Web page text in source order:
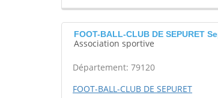
FOOT-BALL-CLUB DE SEPURET
Association sportive
Département: 79120
FOOT-BALL-CLUB DE SEPURET